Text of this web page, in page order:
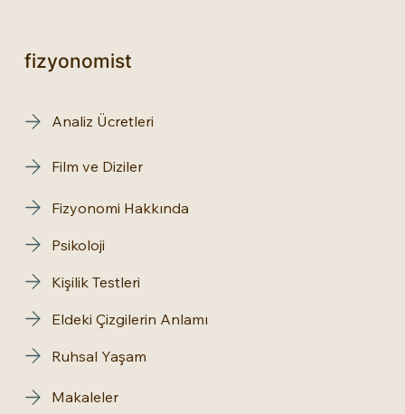
fizyonomist
Analiz Ücretleri
Film ve Diziler
Makaleler
Fizyonomi Hakkında
Psikoloji
Kişilik Testleri
Eldeki Çizgilerin Anlamı
Ruhsal Yaşam